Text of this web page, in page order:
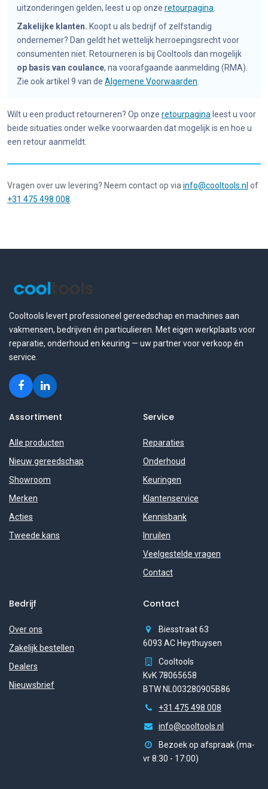
uitzonderingen gelden, leest u op onze retourpagina
Zakelijke klanten. Koopt u als bedrijf of zelfstandig
ondernemer? Dan geldt het wettelijk herroepingsrecht voor
consumenten niet. Retourneren is bij Cooltools dan mogelijk
op basis van coulance, na voorafgaande aanmelding (RMA).
Zie ook artikel 9 van de Algemene Voorwaarden
Wilt u een product retourneren? Op onze retourpagina leest u voor
beide situaties onder welke voorwaarden dat mogelijk is en hoe u
een retour aanmeldt.
Vragen over uw levering? Neem contact op via info@cooltools.nl of
+31 475 498 008
Cooltools levert professioneel gereedschap en machines aan
vakmensen, bedrijven én particulieren. Met eigen werkplaats voor
reparatie, onderhoud en keuring — uw partner voor verkoop én
service.
Assortiment
Alle producten
Nieuw gereedschap
Showroom
Merken
Acties
Tweede kans
Service
Reparaties
Onderhoud
Keuringen
Klantenservice
Kennisbank
Inruilen
Veelgestelde vragen
Contact
Bedrijf
Over ons
Zakelijk bestellen
Dealers
Nieuwsbrief
Contact
Biesstraat 63
6093 AC Heythuysen
Cooltools
KvK 78065658
BTW NL003280905B86
+31 475 498 008
info@cooltools.nl
Bezoek op afspraak (ma-
vr 8:30 - 17:00)